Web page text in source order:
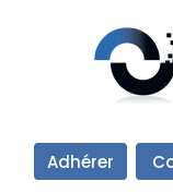
Adhérer